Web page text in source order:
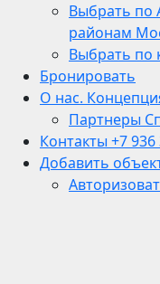
Выбрать по
районам
Выбрать по
Бронировать
О нас.
Партнеры
Контакты +7 936
Добавить